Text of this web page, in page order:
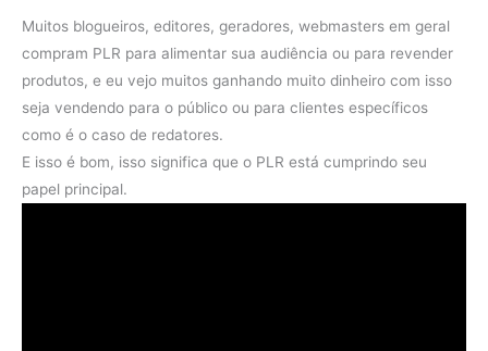
Muitos blogueiros, editores, geradores, webmasters em geral
compram PLR para alimentar sua audiência ou para revender
produtos, e eu vejo muitos ganhando muito dinheiro com isso
seja vendendo para o público ou para clientes específicos
como é o caso de redatores.
E isso é bom, isso significa que o PLR está cumprindo seu
papel principal.